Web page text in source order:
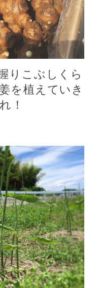
りこぶしくら
を植えていき
！